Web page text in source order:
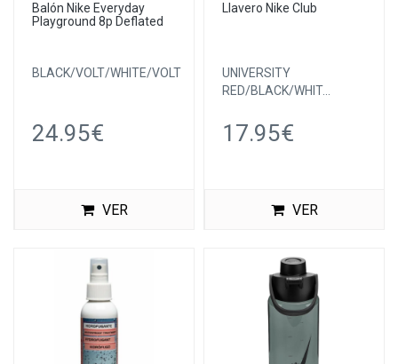
Balón Nike Everyday
Playground 8p Deflated
BLACK/VOLT/WHITE/VOLT
24.95€
VER
Llavero Nike Club
UNIVERSITY
RED/BLACK/WHIT...
17.95€
VER